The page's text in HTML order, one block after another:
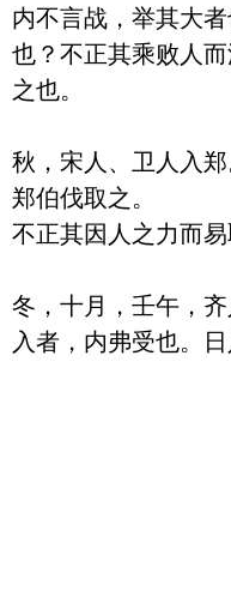
内不言战，举其大
也？不正其乘败人
之也。
秋，宋人、卫人入
郑伯伐取之。
不正其因人之力而易
冬，十月，壬午，齐